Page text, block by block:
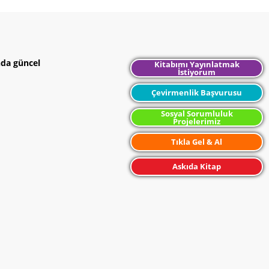
güncel Kitabımı Yayınlatmak
İstiyorum
Çevirmenlik Başvurusu
Sosyal Sorumluluk
Projelerimiz
Tıkla Gel & Al
Askıda Kitap